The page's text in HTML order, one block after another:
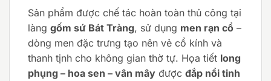
Sản phẩm được chế tác hoàn toàn thủ công tại
làng gốm sứ Bát Tràng, sử dụng men rạn cổ –
dòng men đặc trưng tạo nên vẻ cổ kính và
thanh tịnh cho không gian thờ tự. Họa tiết long
phụng – hoa sen – vân mây được đắp nổi tinh